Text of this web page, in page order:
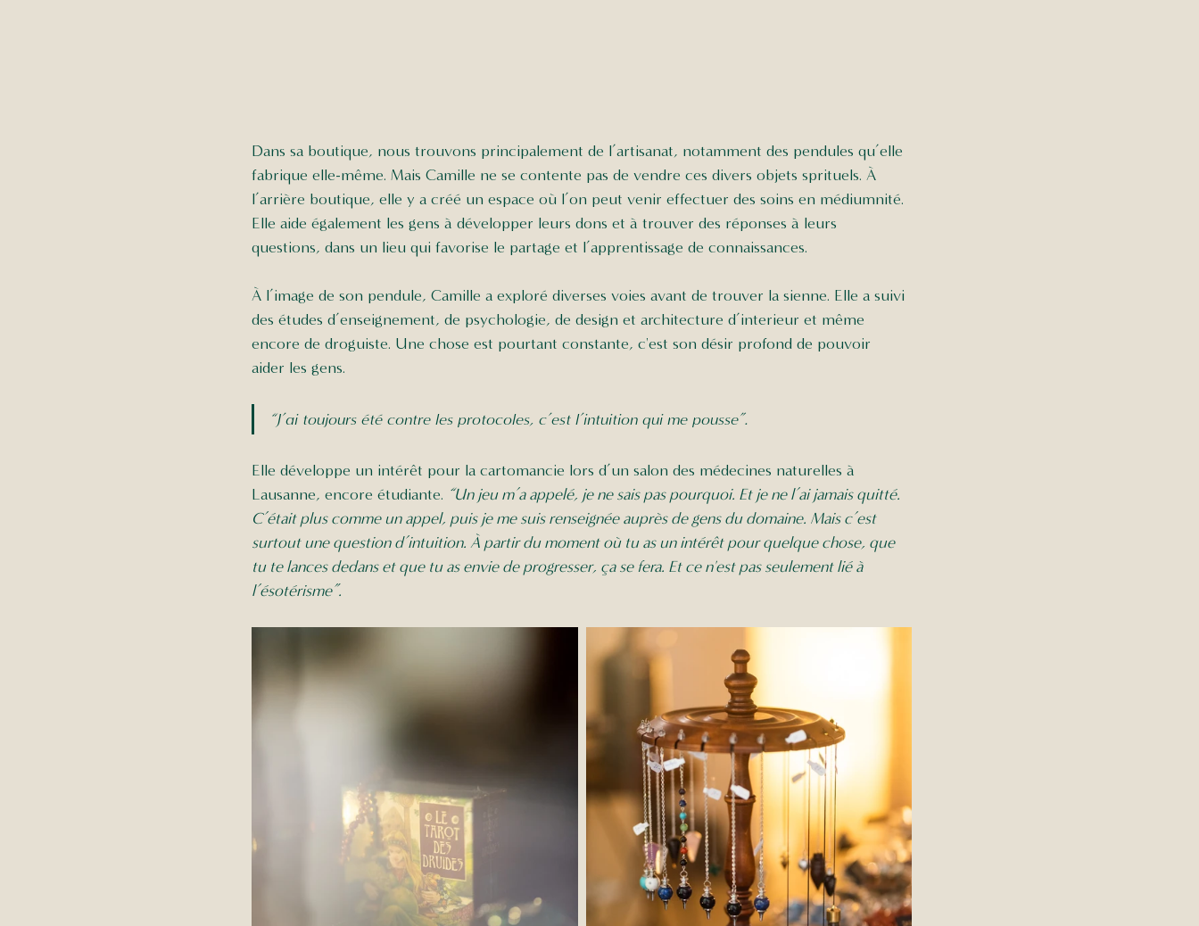
Dans sa boutique, nous trouvons principalement de l’artisanat, notamment des pendules qu’elle
fabrique elle-même. Mais Camille ne se contente pas de vendre ces divers objets sprituels. À
l’arrière boutique, elle y a créé un espace où l’on peut venir effectuer des soins en médiumnité.
Elle aide également les gens à développer leurs dons et à trouver des réponses à leurs
questions, dans un lieu qui favorise le partage et l’apprentissage de connaissances.
À l’image de son pendule, Camille a exploré diverses voies avant de trouver la sienne. Elle a suivi
des études d’enseignement, de psychologie, de design et architecture d’interieur et même
encore de droguiste. Une chose est pourtant constante, c'est son désir profond de pouvoir
aider les gens.
“J’ai toujours été contre les protocoles, c’est l’intuition qui me pousse”.
Elle développe un intérêt pour la cartomancie lors d’un salon des médecines naturelles à
Lausanne, encore étudiante. “Un jeu m’a appelé, je ne sais pas pourquoi. Et je ne l’ai jamais quitté.
C’était plus comme un appel, puis je me suis renseignée auprès de gens du domaine. Mais c’est
surtout une question d’intuition. À partir du moment où tu as un intérêt pour quelque chose, que
tu te lances dedans et que tu as envie de progresser, ça se fera. Et ce n'est pas seulement lié à
l’ésotérisme”.